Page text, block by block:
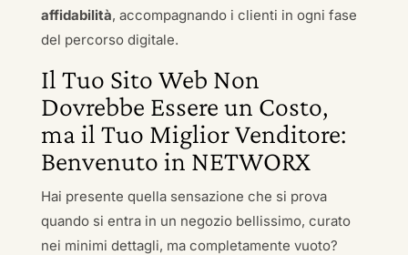
affidabilità, accompagnando i clienti in ogni fase
del percorso digitale.
Il Tuo Sito Web Non
Dovrebbe Essere un Costo,
ma il Tuo Miglior Venditore:
Benvenuto in NETWORX
Hai presente quella sensazione che si prova
quando si entra in un negozio bellissimo, curato
nei minimi dettagli, ma completamente vuoto?